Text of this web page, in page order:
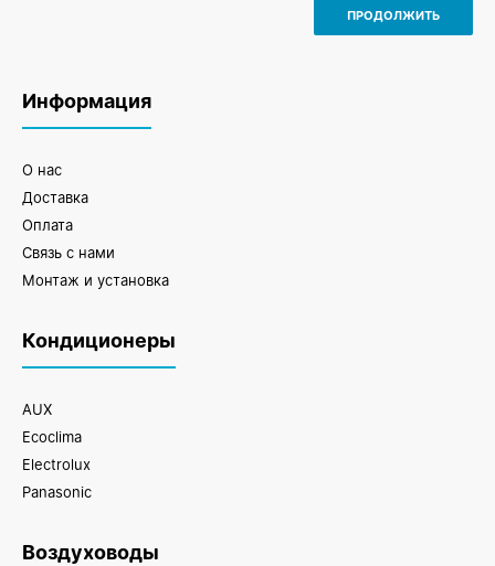
ПРОДОЛЖИТЬ
Информация
О нас
Доставка
Оплата
Связь с нами
Монтаж и установка
Кондиционеры
AUX
Ecoclima
Electrolux
Panasonic
Воздуховоды